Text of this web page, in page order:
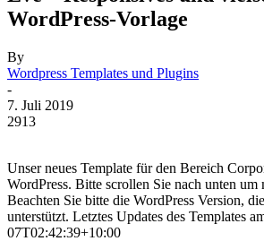
WordPress-Vorlage
By
Wordpress Templates und Plugins
-
7. Juli 2019
2913
Unser neues Template für den Bereich
WordPress. Bitte scrollen Sie nach unten um
Beachten Sie bitte die WordPress Version,
unterstützt. Letztes Updates des Templates
07T02:42:39+10:00